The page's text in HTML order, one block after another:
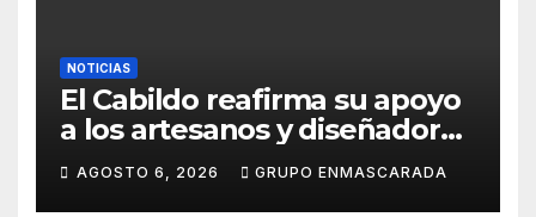
NOTICIAS
El Cabildo reafirma su apoyo
a los artesanos y diseñadores
del Carnaval de Tenerife
AGOSTO 6, 2026 GRUPO ENMASCARADA